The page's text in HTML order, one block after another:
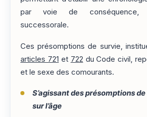
par voie de conséquence,
successorale.
Ces présomptions de survie,
articles 721 et 722 du Code civil,
et le sexe des comourants.
S’agissant des présomptions
sur l’âge